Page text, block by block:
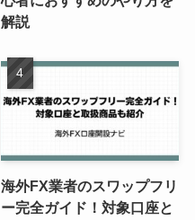
解説
海外FX業者のスワップフリ
ー完全ガイド！対象口座と